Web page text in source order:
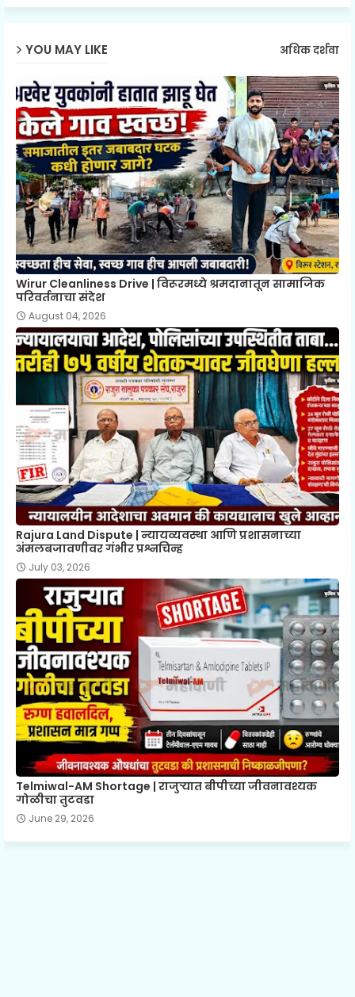
YOU MAY LIKE अधिक दर्शवा
Wirur Cleanliness Drive | विरूरमध्ये श्रमदानातून सामाजिक
परिवर्तनाचा संदेश
August 04, 2026
Rajura Land Dispute | न्यायव्यवस्था आणि प्रशासनाच्या
अंमलबजावणीवर गंभीर प्रश्नचिन्ह
July 03, 2026
Telmiwal-AM Shortage | राजुऱ्यात बीपीच्या जीवनावश्यक
गोळीचा तुटवडा
June 29, 2026